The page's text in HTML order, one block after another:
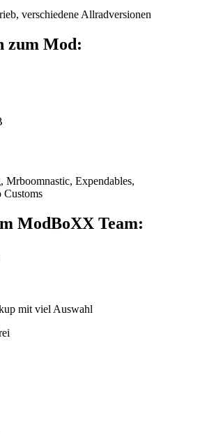
verschiedene Allradversionen
zum Mod:
Expendables,
ModBoXX Team:
mit viel Auswahl